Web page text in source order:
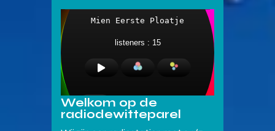
Welkom op de
radiodewitteparel